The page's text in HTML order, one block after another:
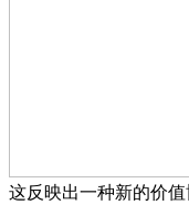
这反映出一种新的价